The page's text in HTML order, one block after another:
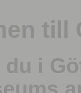
till
du i